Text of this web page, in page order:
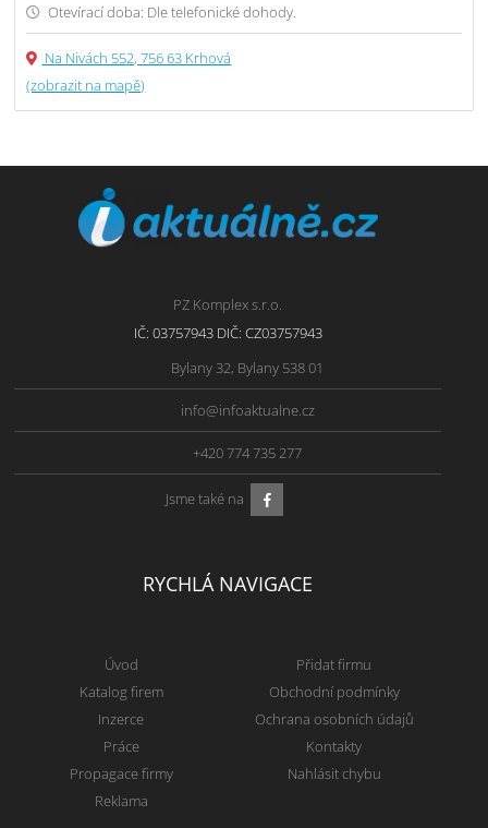
Otevírací doba: Dle telefonické dohody.
Na Nivách 552, 756 63 Krhová
(zobrazit na mapě)
PZ Komplex s.r.o.
IČ: 03757943 DIČ: CZ03757943
Bylany 32, Bylany 538 01
info@infoaktualne.cz
+420 774 735 277
Jsme také na
RYCHLÁ NAVIGACE
Úvod
Katalog firem
Inzerce
Práce
Propagace firmy
Reklama
Přidat firmu
Obchodní podmínky
Ochrana osobních údajů
Kontakty
Nahlásit chybu